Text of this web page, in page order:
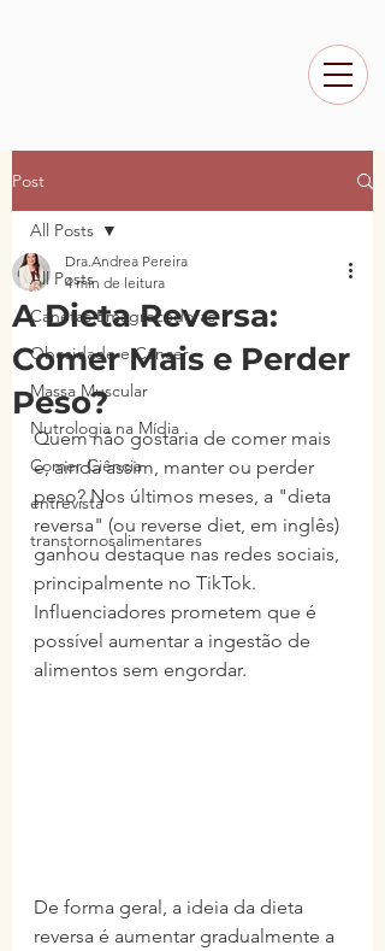
Post
All Posts
Canetas Emagrecedoras
Obesidade e Câncer
Massa Muscular
Nutrologia na Mídia
Comer Ciência
entrevista
transtornosalimentares
All Posts
A Dieta Reversa:
Comer Mais e Perder
Peso?
Dra.Andrea Pereira
4 min de leitura
Quem não gostaria de comer mais
e, ainda assim, manter ou perder
peso? Nos últimos meses, a "dieta
reversa" (ou reverse diet, em inglês)
ganhou destaque nas redes sociais,
principalmente no TikTok.
Influenciadores prometem que é
possível aumentar a ingestão de
alimentos sem engordar.
De forma geral, a ideia da dieta
reversa é aumentar gradualmente a